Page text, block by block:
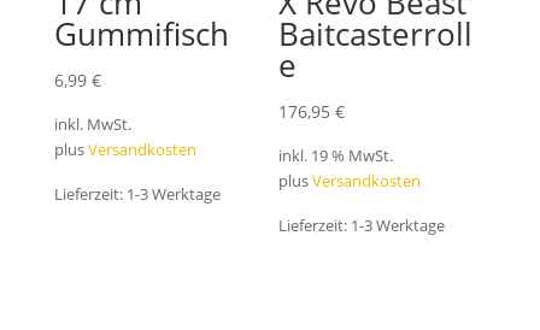
Gummifisch
6,99 €
inkl. MwSt.
plusVersandkosten
Lieferzeit: 1-3 Werktage
Baitcasterroll
e
176,95€
inkl. 19 % MwSt.
plusVersandkosten
Lieferzeit: 1-3 Werktage